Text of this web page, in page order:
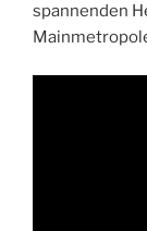
spannenden